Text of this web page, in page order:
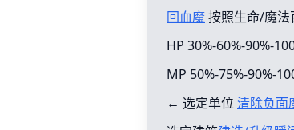
回血魔按照生命/魔法
HP 30%-60%-90%-
MP 50%-75%-90%-
← 选定单位 清除负面